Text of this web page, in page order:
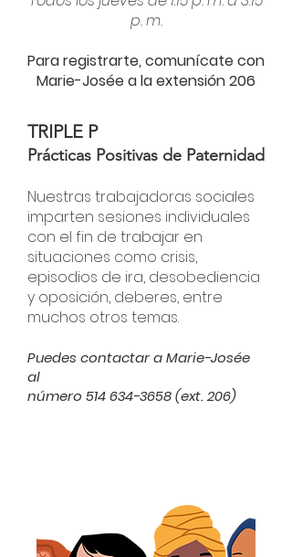
TRIPLE P
Prácticas Positivas de Paternidad
Nuestras trabajadoras sociales
imparten sesiones individuales
con el fin de trabajar en
situaciones como crisis,
episodios de ira, desobediencia
y oposición, deberes, entre
muchos otros temas.
Puedes contactar a Marie-Josée
al
número 514 634-3658(ext. 206)
p. m.
Para registrarte, comunícate con
Marie-Josée a la extensión 206